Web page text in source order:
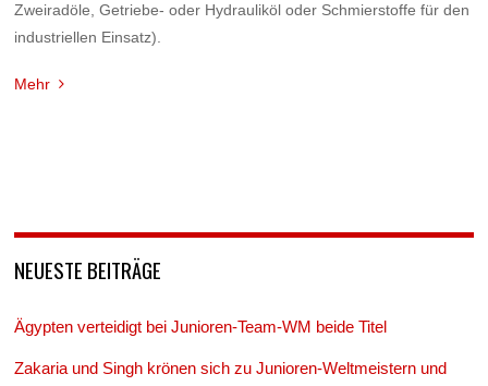
Zweiradöle, Getriebe- oder Hydrauliköl oder Schmierstoffe für den
industriellen Einsatz).
Mehr
NEUESTE BEITRÄGE
Ägypten verteidigt bei Junioren-Team-WM beide Titel
Zakaria und Singh krönen sich zu Junioren-Weltmeistern und